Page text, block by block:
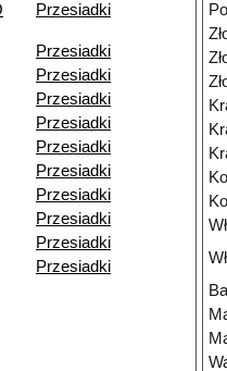
Przesiadki
Przesiadki
Przesiadki
Przesiadki
Przesiadki
Przesiadki
Przesiadki
Przesiadki
Przesiadki
Przesiadki
Przesiadki